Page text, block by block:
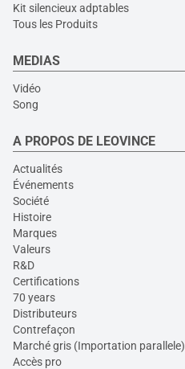
Kit silencieux adptables
Tous les Produits
MEDIAS
Vidéo
Song
A PROPOS DE LEOVINCE
Actualités
Événements
Société
Histoire
Marques
Valeurs
R&D
Certifications
70 years
Distributeurs
Contrefaçon
Marché gris (Importation parallele)
Accès pro